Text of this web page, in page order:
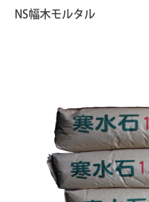
NS幅木モルタル